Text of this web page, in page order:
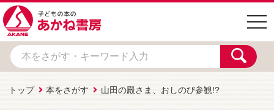
トップ 本をさがす 山田の殿さま、おしのび参観!?